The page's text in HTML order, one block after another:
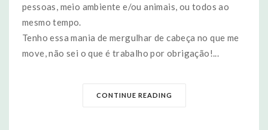
pessoas, meio ambiente e/ou animais, ou todos ao
mesmo tempo.
Tenho essa mania de mergulhar de cabeça no que me
move, não sei o que é trabalho por obrigação!...
CONTINUE READING